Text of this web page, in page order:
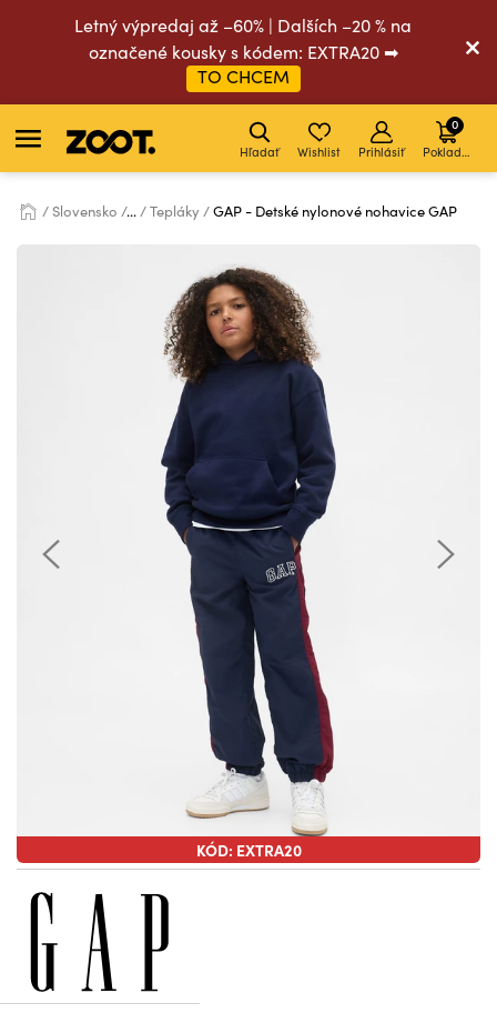
Letný výpredaj až –60% | Dalších –20 % na
označené kousky s kódem: EXTRA20 ➡
TO CHCEM
Hľadať Wishlist Prihlásiť Pokladňa
0
Slovensko ... Tepláky GAP - Detské nylonové nohavice GAP
KÓD: EXTRA20